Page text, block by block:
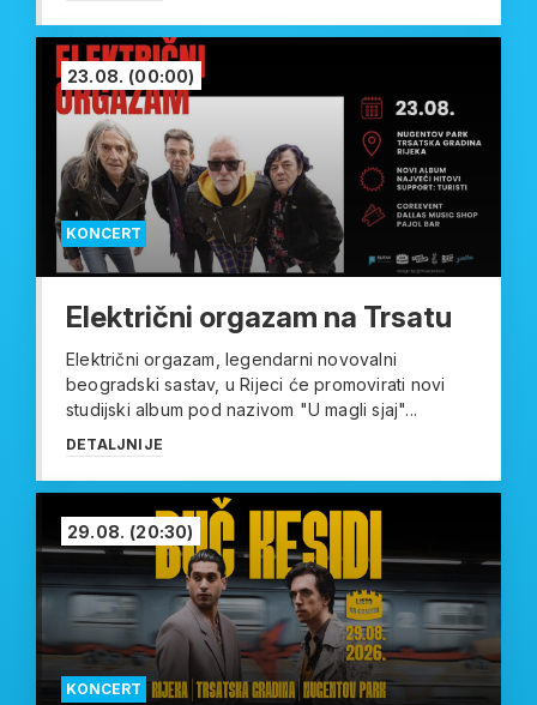
KONCERT
23.08. (00:00)
Električni orgazam na Trsatu
Električni orgazam, legendarni novovalni
beogradski sastav, u Rijeci će promovirati novi
studijski album pod nazivom "U magli sjaj"...
DETALJNIJE
KONCERT
29.08. (20:30)